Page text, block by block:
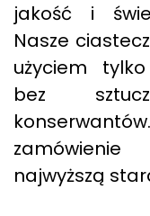
jakość i
Nasze
użyciem
bez
najwyższą